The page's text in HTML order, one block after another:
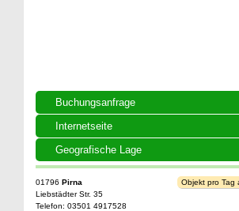
Buchungsanfrage
Internetseite
Geografische Lage
01796 Pirna
Liebstädter Str. 35
Telefon: 03501 4917528
Objekt pro Tag